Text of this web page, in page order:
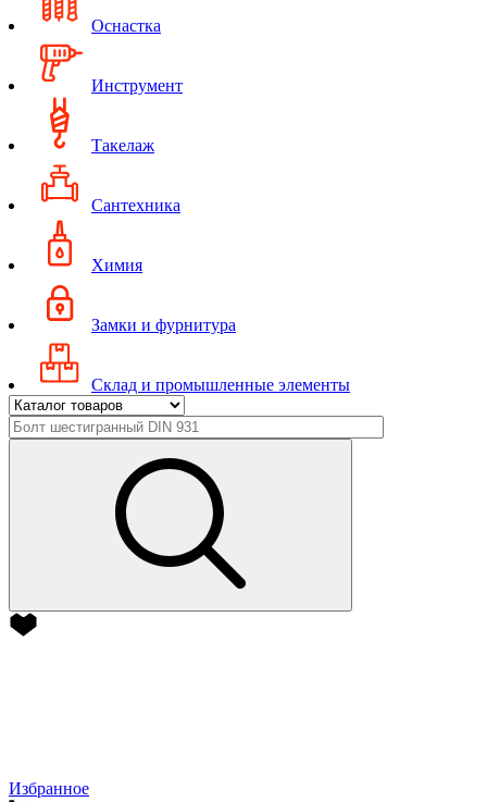
Оснастка
Инструмент
Такелаж
Сантехника
Химия
Замки и фурнитура
Склад и промышленные элементы
Избранное